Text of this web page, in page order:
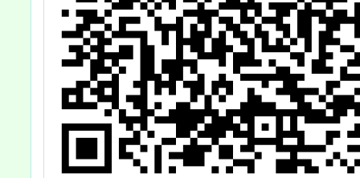
職或
施計